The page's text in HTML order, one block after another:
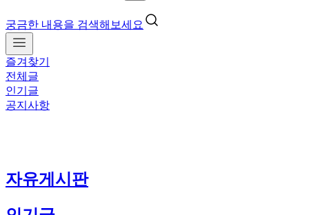
궁금한 내용을 검색해보세요
즐겨찾기
전체글
인기글
공지사항
자유게시판